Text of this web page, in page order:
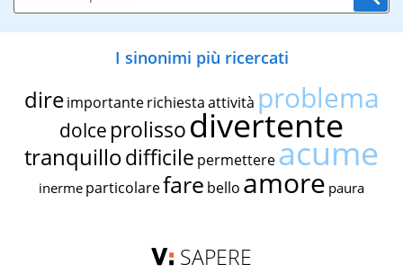
I sinonimi più ricercati
dire importante richiestaattività problema
dolce prolissodivertente
tranquillodifficile permettereacume
inerme particolarefare bello amore paura
SAPERE